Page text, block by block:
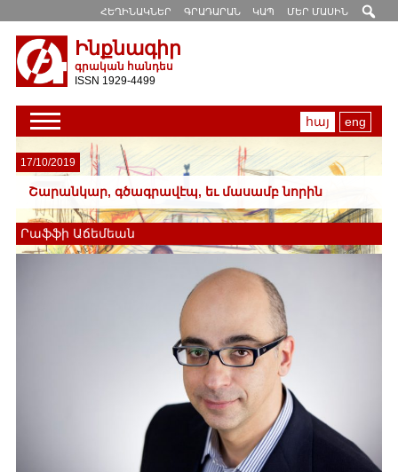
ՀԵՂԻՆԱԿՆԵՐ ԳՐԱԴԱՐԱՆ ԿԱՊ ՄԵՐ ՄԱՍԻՆ
Ինքնագիր
գրական հանդես
ISSN 1929-4499
հայ eng
17/10/2019
Շարանկար, գծագրավէպ, եւ մասամբ նորին
Րաֆֆի Աճեմեան